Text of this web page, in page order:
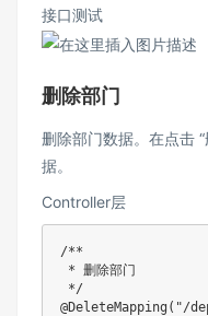
接口测试
删除部门
删除部门数据。在点击
据。
Controller层
/**
* 删除部门
*/
@DeleteMapping ( "/